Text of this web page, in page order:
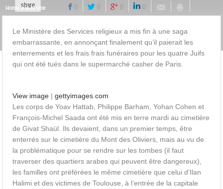
share 0 0 0 0
Home A la Une
Le Ministère des Services religieux a mis fin à une saga
embarrassante, en annonçant finalement qu’il paierait les
enterrements et les frais frais funéraires pour les quatre Juifs
qui ont été tués dans le supermarché casher de Paris.
View image |gettyimages.com
Les corps de Yoav Hattab, Philippe Barham, Yohan Cohen et
François-Michel Saada ont été mis en terre mardi au cimetière
de Givat Shaül. Ils devaient, dans un premier temps, être
enterrés sur le cimetière du Mont des Oliviers, mais au vu de
la problématique pour se rendre sur les tombes (il faut
traverser des quartiers arabes qui peuvent être dangereux),
les familles ont préférées le même cimetière que celui d’Ilan
Halimi et des victimes de Toulouse, à l’entrée de la capitale